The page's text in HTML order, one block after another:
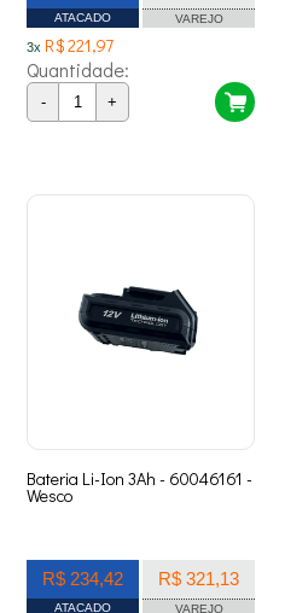
ATACADO VAREJO
3x R$ 221,97
Quantidade:
- +
Bateria Li-Ion 3Ah - 60046161 -
Wesco
R$ 234,42
ATACADO
R$ 321,13
VAREJO